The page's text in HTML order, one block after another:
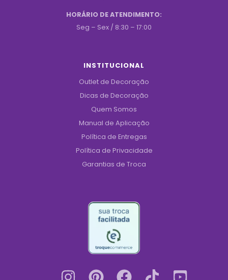
HORÁRIO DE ATENDIMENTO:
Seg – Sex / 8:30 – 17:00
INSTITUCIONAL
Outlet de Decoração
Dicas de Decoração
Quem Somos
Manual de Aplicação
Política de Entregas
Política de Privacidade
Garantias de Troca